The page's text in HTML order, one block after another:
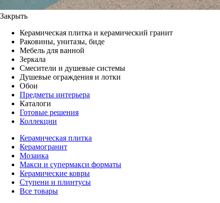
Закрыть
Керамическая плитка и керамический гранит
Раковины, унитазы, биде
Мебель для ванной
Зеркала
Смесители и душевые системы
Душевые ограждения и лотки
Обои
Предметы интерьера
Каталоги
Готовые решения
Коллекции
Керамическая плитка
Керамогранит
Мозаика
Макси и супермакси форматы
Керамические ковры
Ступени и плинтусы
Все товары